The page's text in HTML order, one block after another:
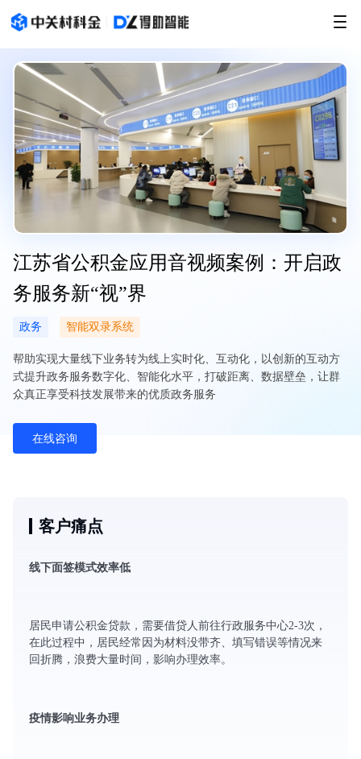
江苏省公积金应用音视频案例：开启政
务服务新“视”界
政务 智能双录系统
帮助实现大量线下业务转为线上实时化、互动化，以创新的互动方
式提升政务服务数字化、智能化水平，打破距离、数据壁垒，让群
众真正享受科技发展带来的优质政务服务
在线咨询
客户痛点
线下面签模式效率低
居民申请公积金贷款，需要借贷人前往行政服务中心2-3次，
在此过程中，居民经常因为材料没带齐、填写错误等情况来
回折腾，浪费大量时间，影响办理效率。
疫情影响业务办理